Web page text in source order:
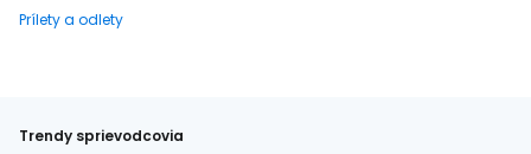
Prílety a odlety
Trendy sprievodcovia